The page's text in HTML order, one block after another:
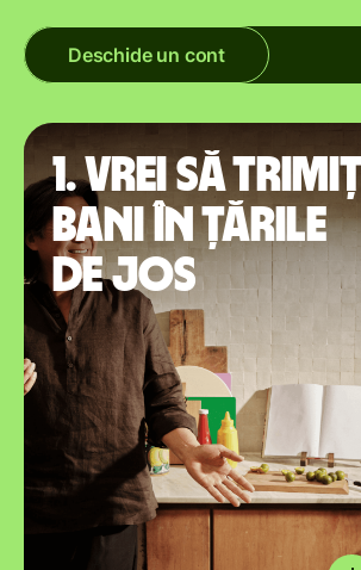
Deschide un cont
1. Vrei să
bani în Țările
de Jos